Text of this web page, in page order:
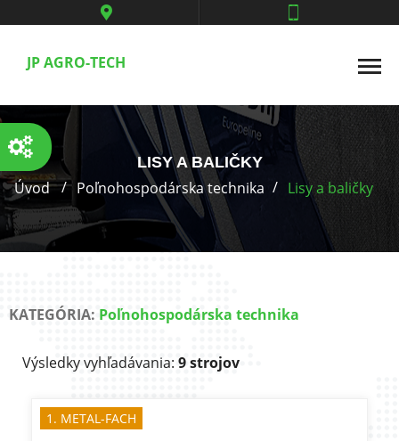
JP AGRO-TECH
LISY A BALIČKY
Úvod Poľnohospodárska technika Lisy a baličky
KATEGÓRIA: Poľnohospodárska technika
Výsledky vyhľadávania: 9 strojov
1. METAL-FACH